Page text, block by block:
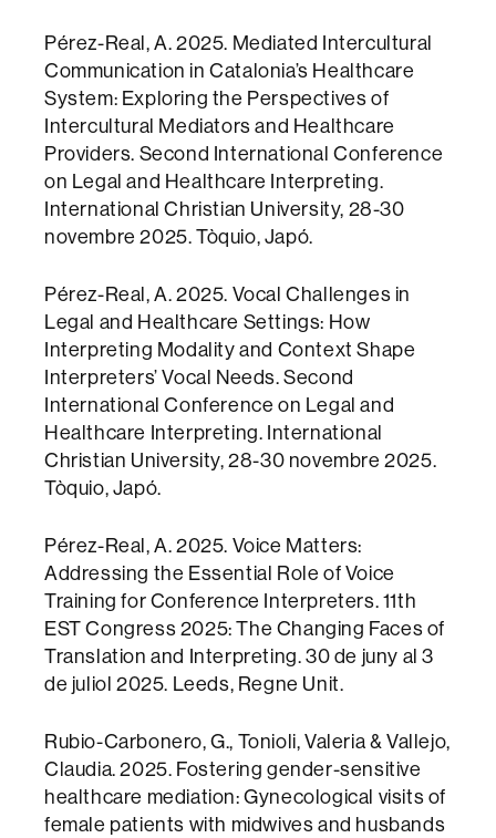
Pérez-Real, A. 2025. Mediated Intercultural
Communication in Catalonia’s Healthcare
System: Exploring the Perspectives of
Intercultural Mediators and Healthcare
Providers. Second International Conference
on Legal and Healthcare Interpreting.
International Christian University, 28-30
novembre 2025. Tòquio, Japó.
Pérez-Real, A. 2025. Vocal Challenges in
Legal and Healthcare Settings: How
Interpreting Modality and Context Shape
Interpreters’ Vocal Needs. Second
International Conference on Legal and
Healthcare Interpreting. International
Christian University, 28-30 novembre 2025.
Tòquio, Japó.
Pérez-Real, A. 2025. Voice Matters:
Addressing the Essential Role of Voice
Training for Conference Interpreters. 11th
EST Congress 2025: The Changing Faces of
Translation and Interpreting. 30 de juny al 3
de juliol 2025. Leeds, Regne Unit.
Rubio-Carbonero, G., Tonioli, Valeria & Vallejo,
Claudia. 2025. Fostering gender-sensitive
healthcare mediation: Gynecological visits of
female patients with midwives and husbands